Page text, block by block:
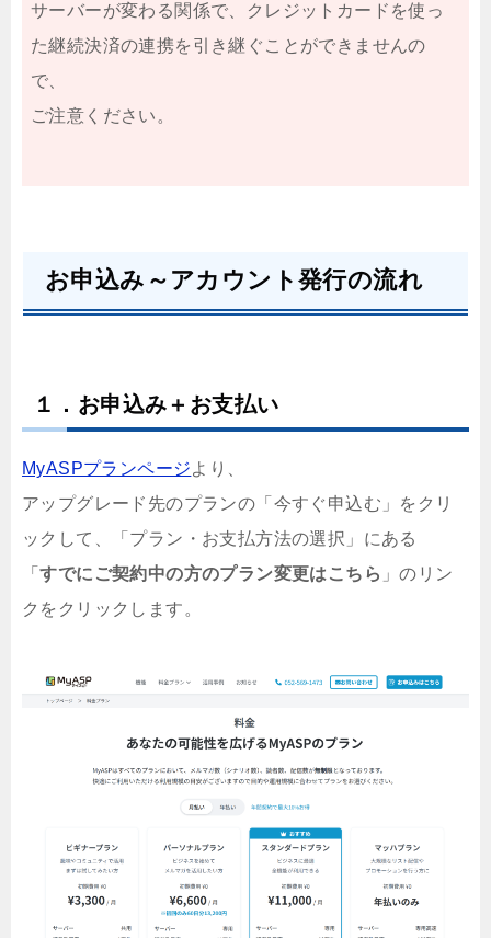
サーバーが変わる関係で、クレジットカードを使っ
た継続決済の連携を引き継ぐことができませんの
で、
ご注意ください。
お申込み～アカウント発行の流れ
１．お申込み＋お支払い
MyASPプランページより、
アップグレード先のプランの「今すぐ申込む」をクリ
ックして、「プラン・お支払方法の選択」にある
「すでにご契約中の方のプラン変更はこちら 」のリン
クをクリックします。